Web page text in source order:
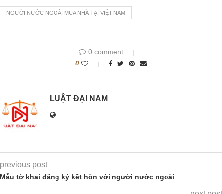
NGƯỜI NƯỚC NGOÀI MUA NHÀ TẠI VIỆT NAM
0 comment
0
LUẬT ĐẠI NAM
previous post
Mẫu tờ khai đăng ký kết hôn với người nước ngoài